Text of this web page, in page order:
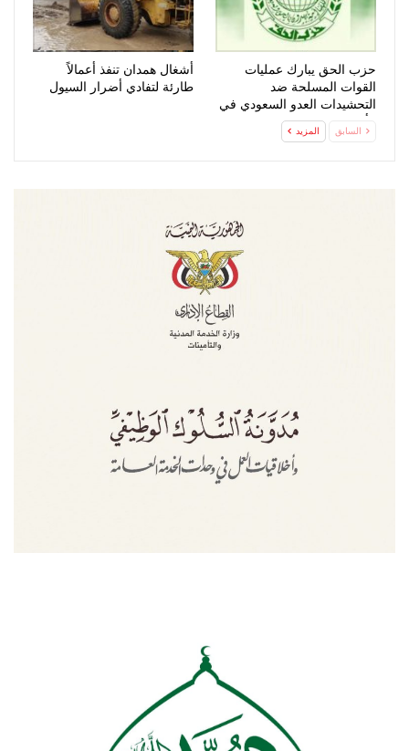
حزب الحق يبارك عمليات
القوات المسلحة ضد
التحشيدات العدو السعودي في
مأرب وحضرموت
أشغال همدان تنفذ أعمالاً
طارئة لتفادي أضرار السيول
السابق المزيد